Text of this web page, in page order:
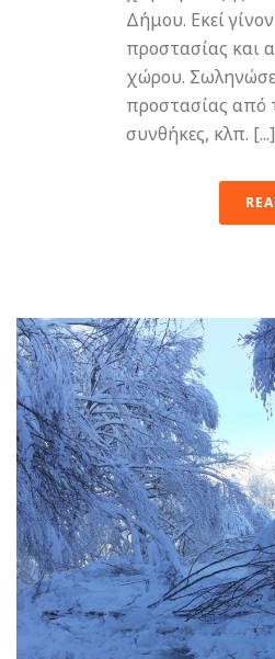
Δήμου. Εκεί
προστασίας και
χώρου.
προστασίας από
συνθήκες, κλπ. [...]